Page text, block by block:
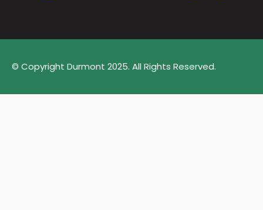
© Copyright Durmont 2025. All Rights Reserved.